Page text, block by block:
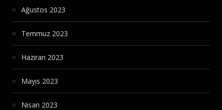
Ağustos 2023
Temmuz 2023
Haziran 2023
Mayıs 2023
Nisan 2023